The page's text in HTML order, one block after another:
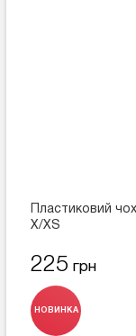
Пластиковий
X/XS
225 грн
НОВИНКА